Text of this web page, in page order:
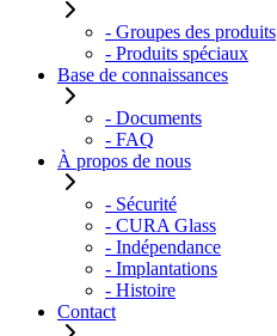
- Groupes des produits
- Produits spéciaux
Base de connaissances
- Documents
- FAQ
À propos de nous
- Sécurité
- CURA Glass
- Indépendance
- Implantations
- Histoire
Contact